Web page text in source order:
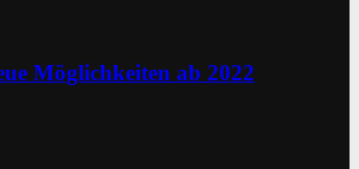
Möglichkeiten ab 2022